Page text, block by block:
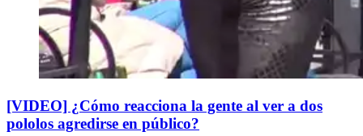
[VIDEO] ¿Cómo reacciona la gente al ver a dos
pololos agredirse en público?